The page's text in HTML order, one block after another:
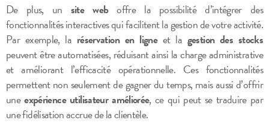
De plus, un site weboffre la possibilité d’intégrer des
fonctionnalités interactives qui facilitent la gestion de votre activité.
Par exemple, la réservation en ligneet la gestion des stocks
peuvent être automatisées, réduisant ainsi la charge administrative
et améliorant l’efficacité opérationnelle. Ces fonctionnalités
permettent non seulement de gagner du temps, mais aussi d’offrir
uneexpérience utilisateur améliorée, ce qui peut se traduire par
une fidélisation accrue de la clientèle.